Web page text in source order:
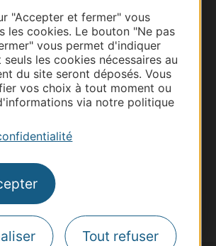
"Accepter et fermer" vous
les cookies. Le bouton "Ne pas
vous permet d'indiquer
les cookies nécessaires au
du site seront déposés. Vous
vos choix à tout moment ou
via notre politique
Tout refuser
d'influence
pour recevoir des
séjours, de visites et de sorties.